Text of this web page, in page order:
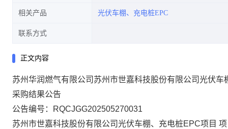
相关产品 光伏车棚、充电桩EPC
联系方式
正文内容
苏州华润燃气有限公司苏州市世嘉科技股份有限公司光伏
采购结果公告
公告编号：
RQCJGG202505270031
苏州市世嘉科技股份有限公司光伏车棚、充电桩EPC项目